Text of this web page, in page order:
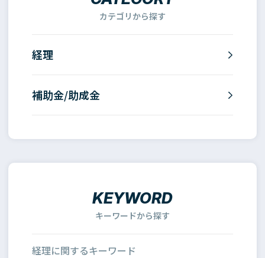
カテゴリから探す
経理
補助金/助成金
KEYWORD
キーワードから探す
経理に関するキーワード